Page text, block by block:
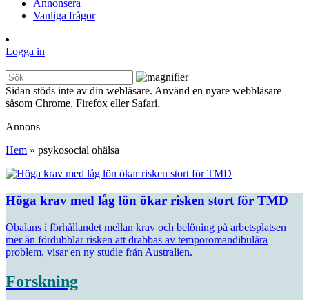
Annonsera
Vanliga frågor
Logga in
Sidan stöds inte av din webläsare. Använd en nyare webbläsare
såsom Chrome, Firefox eller Safari.
Annons
Hem » psykosocial ohälsa
Höga krav med låg lön ökar risken stort för TMD
Obalans i förhållandet mellan krav och belöning på arbetsplatsen
mer än fördubblar risken att drabbas av temporomandibulära
problem, visar en ny studie från Australien.
Forskning